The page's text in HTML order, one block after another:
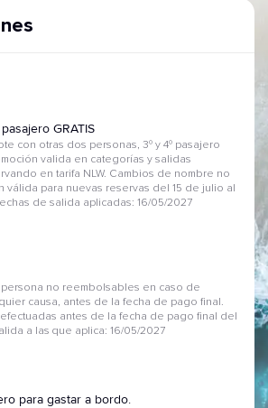
GRATIS
con otras dos personas, 3º y 4º pasajero
valida en categorías y salidas
en tarifa NLW. Cambios de nombre no
válida para nuevas reservas del 15 de julio al
de salida aplicadas: 16/05/2027
no reembolsables en caso de
causa, antes de la fecha de pago final.
antes de la fecha de pago final del
a las que aplica: 16/05/2027
para gastar a bordo.